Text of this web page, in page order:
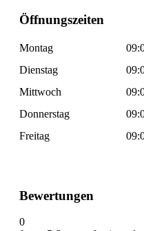
Öffnungszeiten
Montag
Dienstag
Mittwoch
Donnerstag
Freitag
Bewertungen
0